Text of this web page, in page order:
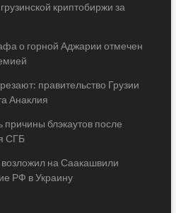
криптобиржи за
о горной Аджарии отмечен
правительство Грузии
Анаклия
блэкаутов после
СГБ
на Саакашвили
РФ в Украину